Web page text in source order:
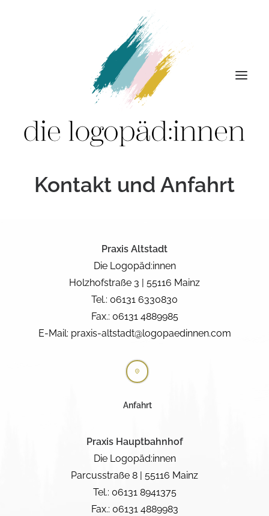
Leistungen
Kontakt und Anfahrt
Praxis Altstadt
Die Logopäd:innen
Holzhofstraße 3 | 55116 Mainz
Tel.: 06131 6330830
Fax.: 06131 4889985
E-Mail: praxis-altstadt@logopaedinnen.com
Anfahrt
Praxis Hauptbahnhof
Die Logopäd:innen
Parcusstraße 8 | 55116 Mainz
Tel.: 06131 8941375
Fax.: 06131 4889983